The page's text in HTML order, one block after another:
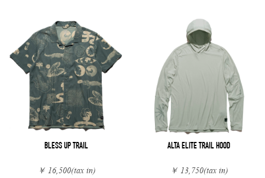
BLESS UP TRAIL
￥ 16,500(tax in)
ALTA ELITE TRAIL HOOD
￥ 13,750(tax in)